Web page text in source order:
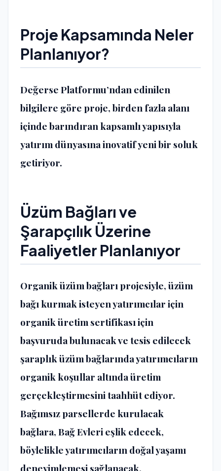
Proje Kapsamında Neler
Planlanıyor?
Değerse Platformu’ndan edinilen
bilgilere göre proje, birden fazla alanı
içinde barındıran kapsamlı yapısıyla
yatırım dünyasına inovatif yeni bir soluk
getiriyor.
Üzüm Bağları ve
Şarapçılık Üzerine
Faaliyetler Planlanıyor
Organik üzüm bağları projesiyle, üzüm
bağı kurmak isteyen yatırımcılar için
organik üretim sertifikası için
başvuruda bulunacak ve tesis edilecek
şaraplık üzüm bağlarında yatırımcıların
organik koşullar altında üretim
gerçekleştirmesini taahhüt ediyor.
Bağımsız parsellerde kurulacak
bağlara, Bağ Evleri eşlik edecek,
böylelikle yatırımcıların doğal yaşamı
deneyimlemesi sağlanacak.